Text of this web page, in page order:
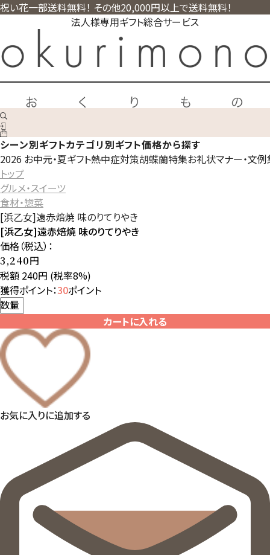
祝い花一部送料無料！ その他20,000円以上で送料無料！
法人様専用ギフト総合サービス
シーン別ギフトカテゴリ別ギフト価格から探す
2026 お中元・夏ギフト熱中症対策胡蝶蘭特集お礼状マナー・文
トップ
グルメ・スイーツ
食材・惣菜
[浜乙女]遠赤焙焼 味のりてりやき
[浜乙女]遠赤焙焼 味のりてりやき
価格（税込）：
3,240円
税額 240円 (税率8%)
獲得ポイント：30ポイント
数量
カートに入れる
お気に入りに追加する